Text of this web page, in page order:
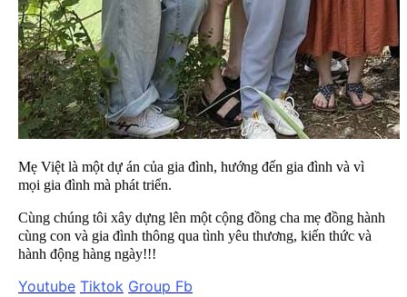
Mẹ Việt là một dự án của gia đình, hướng đến gia đình và vì
mọi gia đình mà phát triển.
Cùng chúng tôi xây dựng lên một cộng đồng cha mẹ đồng hành
cùng con và gia đình thông qua tình yêu thương, kiến thức và
hành động hàng ngày!!!
Youtube Tiktok Group Fb